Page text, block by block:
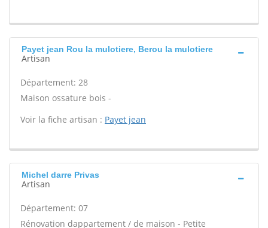
Payet jean Rou la mulotiere, Berou la mulotiere
Artisan
Département: 28
Maison ossature bois -
Voir la fiche artisan : Payet jean
Michel darre Privas
Artisan
Département: 07
Rénovation dappartement / de maison - Petite